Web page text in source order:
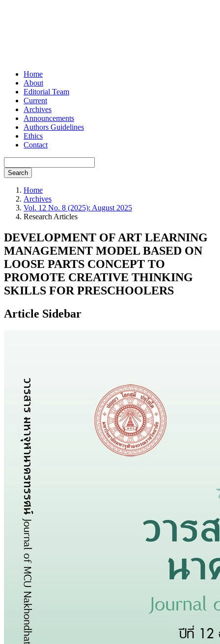
Home
About
Editorial Team
Current
Archives
Announcements
Authors Guidelines
Ethics
Contact
Search
Home
Archives
Vol. 12 No. 8 (2025): August 2025
Research Articles
DEVELOPMENT OF ART LEARNING
MANAGEMENT MODEL BASED ON
LOOSE PARTS CONCEPT TO
PROMOTE CREATIVE THINKING
SKILLS FOR PRESCHOOLERS
Article Sidebar